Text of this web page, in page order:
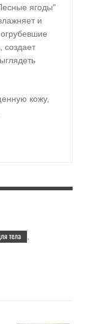
ягоды"
и
создает
кожу,
тела